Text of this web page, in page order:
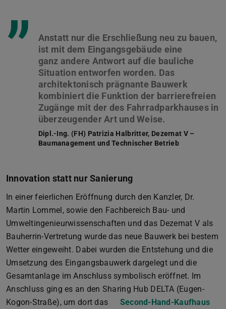
”
Anstatt nur die Erschließung neu zu bauen,
ist mit dem Eingangsgebäude eine
ganz andere Antwort auf die bauliche
Situation entworfen worden. Das
architektonisch prägnante Bauwerk
kombiniert die Funktion der barrierefreien
Zugänge mit der des Fahrradparkhauses in
Dipl.-Ing. (FH) Patrizia Halbritter, Dezernat V –
Baumanagement und Technischer Betrieb
Innovation statt nur Sanierung
In einer feierlichen Eröffnung durch den Kanzler, Dr.
Martin Lommel, sowie den Fachbereich Bau- und
Umweltingenieurwissenschaften und das Dezernat V als
Bauherrin-Vertretung wurde das neue Bauwerk bei bestem
Wetter eingeweiht. Dabei wurden die Entstehung und die
Umsetzung des Eingangsbauwerk dargelegt und die
Gesamtanlage im Anschluss symbolisch eröffnet. Im
Anschluss ging es an den Sharing Hub DELTA (Eugen-
Kogon-Straße), um dort das
Second-Hand-Kaufhaus